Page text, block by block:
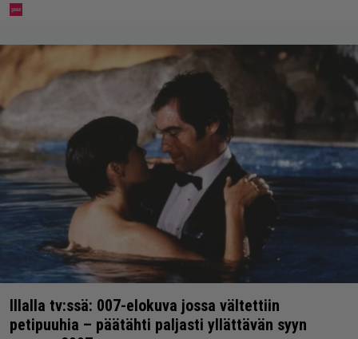
Illalla tv:ssä: 007-elokuva jossa vältettiin
petipuuhia – päätähti paljasti yllättävän syyn